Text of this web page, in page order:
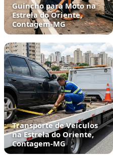
Guincho para Moto na
Estrela do Oriente,
Contagem‑MG
Transporte de Veículos
na Estrela do Oriente,
Contagem‑MG